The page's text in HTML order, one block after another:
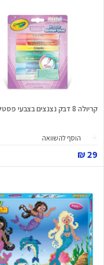
קריולה 8 דבק נצנצים בצבעי פסטל -...
הוסף להשוואה
29 ₪